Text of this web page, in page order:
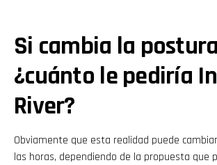
Si cambia la
¿cuánto le pediría
River?
Obviamente que esta realidad puede
las horas, dependiendo de la propuesta que